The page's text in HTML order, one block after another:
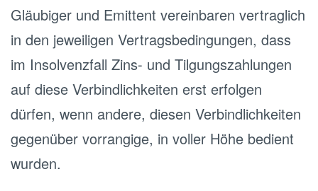
Gläubiger und Emittent vereinbaren vertraglich
in den jeweiligen Vertragsbedingungen, dass
im Insolvenzfall Zins- und Tilgungszahlungen
auf diese Verbindlichkeiten erst erfolgen
dürfen, wenn andere, diesen Verbindlichkeiten
gegenüber vorrangige, in voller Höhe bedient
wurden.